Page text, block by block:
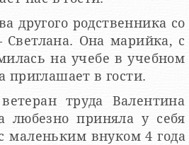
другого родственника со
Она марийка, с
на учебе в учебном
приглашает в гости.
труда Валентина
любезно приняла у себя
маленьким внуком 4 года